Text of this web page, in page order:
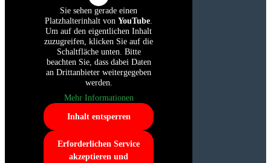
Sie sehen gerade einen
Platzhalterinhalt von YouTube.
Um auf den eigentlichen Inhalt
zuzugreifen, klicken Sie auf die
Schaltfläche unten. Bitte
beachten Sie, dass dabei Daten
an Drittanbieter weitergegeben
werden.
Mehr Informationen
Inhalt entsperren
Erforderlichen Service
akzeptieren und